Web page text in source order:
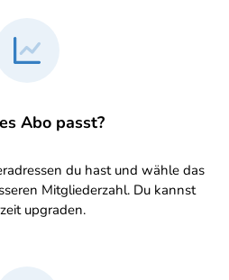
Abo passt?
du hast und wähle das
Mitgliederzahl. Du kannst
upgraden.